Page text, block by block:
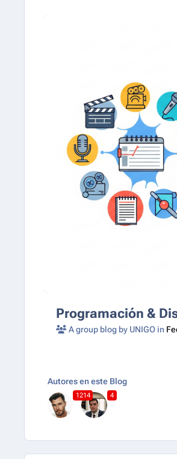
Programación &
A group blog by UNIGO in
Autores en este Blog
1214 4